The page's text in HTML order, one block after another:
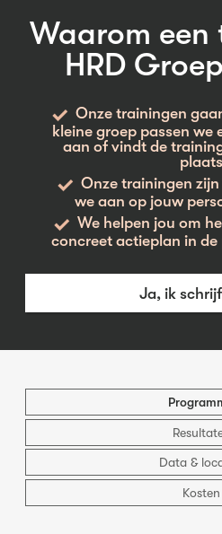
Waarom
HRD
Onze trainingen
kleine groep passen we
aan of vindt de
plaats
Onze trainingen
we aan op jouw
We helpen jou om
concreet actieplan in
Ja, ik
Data &
Kosten